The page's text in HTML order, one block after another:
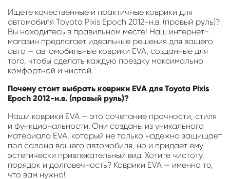
Ищете качественные и практичные коврики для
автомобиля Toyota Pixis Epoch 2012-н.в. (правый руль)?
Вы находитесь в правильном месте! Наш интернет-
магазин предлагает идеальные решения для вашего
авто — автомобильные коврики EVA, созданные для
того, чтобы сделать каждую поездку максимально
комфортной и чистой.
Почему стоит выбрать коврики EVA для Toyota Pixis
Epoch 2012-н.в. (правый руль)?
Наши коврики EVA — это сочетание прочности, стиля
и функциональности. Они созданы из уникального
материала EVA, который не только надежно защищает
пол салона вашего автомобиля, но и придает ему
эстетически привлекательный вид. Хотите чистоту,
порядок и долговечность? Коврики EVA — именно то,
что вам нужно!